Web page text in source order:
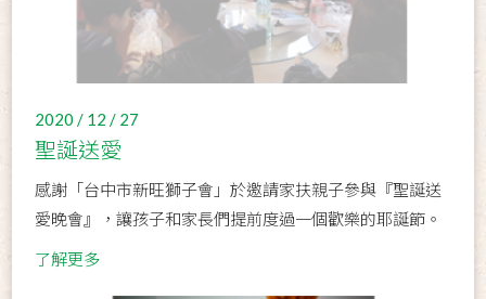
2020 / 12 / 27
聖誕送愛
感謝「台中市新旺獅子會」於邀請家扶親子參與『聖誕送
愛晚會』，讓孩子和家長們提前度過一個歡樂的耶誕節。
了解更多